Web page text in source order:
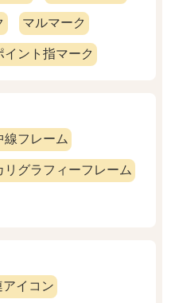
マルマーク
イント指マーク
線フレーム
リグラフィーフレーム
イコン